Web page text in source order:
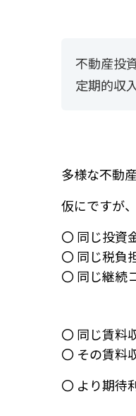
不動産投
定期的収
多様な不動
仮にですが、
〇 同じ投資
〇 同じ税負
〇 同じ継続
〇 同じ賃料
〇 その賃料
〇 より期待